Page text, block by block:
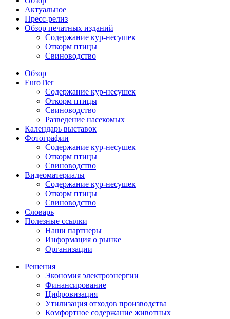
Актуальное
Пресс-релиз
Обзор печатных изданий
Содержание кур-несушек
Откорм птицы
Свиноводство
Обзор
EuroTier
Содержание кур-несушек
Откорм птицы
Свиноводство
Разведение насекомых
Календарь выставок
Фотографии
Содержание кур-несушек
Откорм птицы
Свиноводство
Видеоматериалы
Содержание кур-несушек
Откорм птицы
Свиноводство
Словарь
Полезные ссылки
Наши партнеры
Информация о рынке
Организации
Решения
Экономия электроэнергии
Финансирование
Цифровизация
Утилизация отходов производства
Комфортное содержание животных